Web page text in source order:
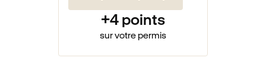
+4 points
sur votre permis